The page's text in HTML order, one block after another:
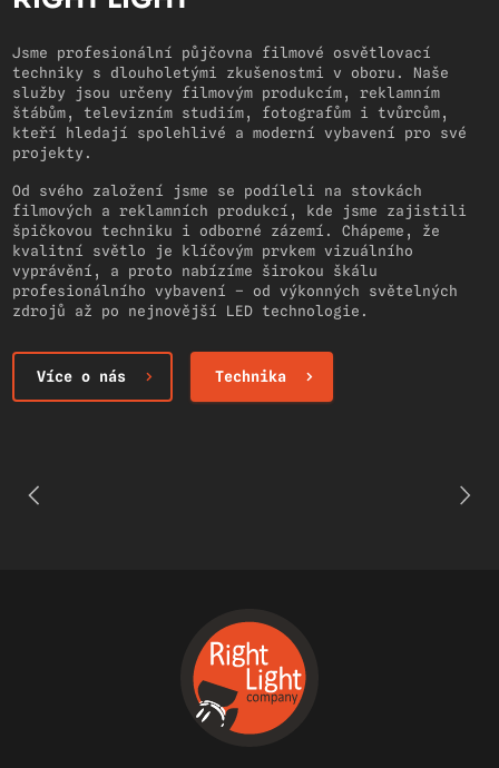
Jsme profesionální půjčovna filmové osvětlovací
techniky s dlouholetými zkušenostmi v oboru. Naše
služby jsou určeny filmovým produkcím, reklamním
štábům, televizním studiím, fotografům i tvůrcům,
kteří hledají spolehlivé a moderní vybavení pro své
projekty.
Od svého založení jsme se podíleli na stovkách
filmových a reklamních produkcí, kde jsme zajistili
špičkovou techniku i odborné zázemí. Chápeme, že
kvalitní světlo je klíčovým prvkem vizuálního
vyprávění, a proto nabízíme širokou škálu
profesionálního vybavení – od výkonných světelných
zdrojů až po nejnovější LED technologie.
Více o nás Technika